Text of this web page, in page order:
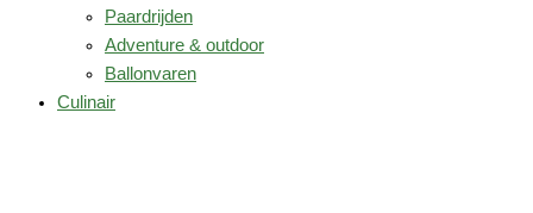
Paardrijden
Adventure & outdoor
Ballonvaren
Culinair